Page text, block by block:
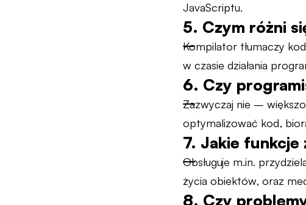
JavaScriptu.
5. Czym różni
Kompilator tłumaczy
w czasie działania
6. Czy
Zazwyczaj nie –
optymalizować kod,
7. Jakie
Obsługuje m.in.
życia obiektów, oraz
8. Czy